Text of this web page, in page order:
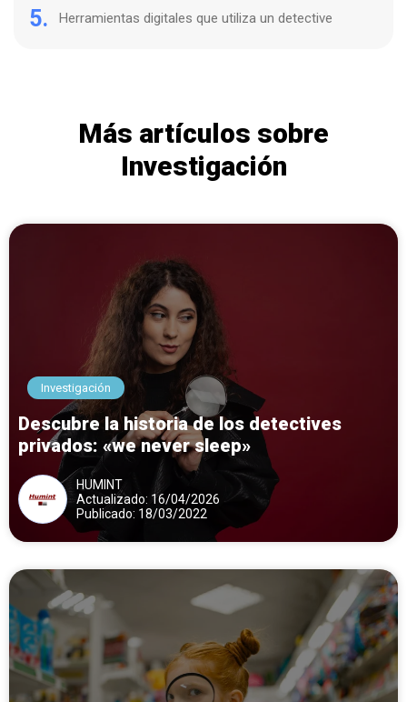
5. Herramientas digitales que utiliza un detective
Más artículos sobre
Investigación
Investigación
Descubre la historia de los detectives
privados: «we never sleep»
HUMINT
Actualizado: 16/04/2026
Publicado: 18/03/2022